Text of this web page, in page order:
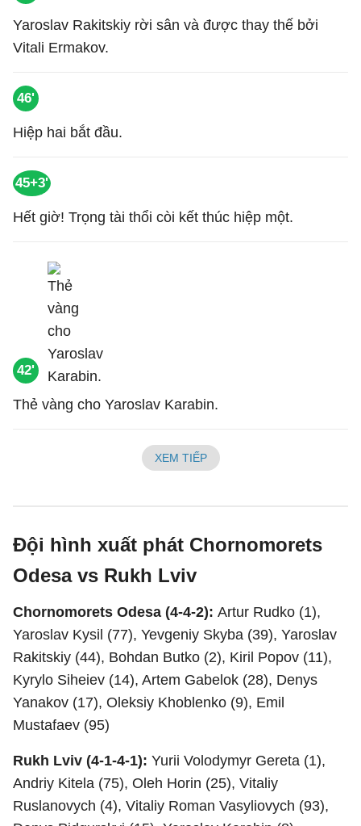
Yaroslav Rakitskiy rời sân và được thay thế bởi
Vitali Ermakov.
46'
Hiệp hai bắt đầu.
45+3'
Hết giờ! Trọng tài thổi còi kết thúc hiệp một.
42'
Thẻ vàng cho Yaroslav Karabin.
XEM TIẾP
Đội hình xuất phát Chornomorets
Odesa vs Rukh Lviv
Chornomorets Odesa (4-4-2): Artur Rudko (1),
Yaroslav Kysil (77), Yevgeniy Skyba (39), Yaroslav
Rakitskiy (44), Bohdan Butko (2), Kiril Popov (11),
Kyrylo Siheiev (14), Artem Gabelok (28), Denys
Yanakov (17), Oleksiy Khoblenko (9), Emil
Mustafaev (95)
Rukh Lviv (4-1-4-1): Yurii Volodymyr Gereta (1),
Andriy Kitela (75), Oleh Horin (25), Vitaliy
Ruslanovych (4), Vitaliy Roman Vasyliovych (93),